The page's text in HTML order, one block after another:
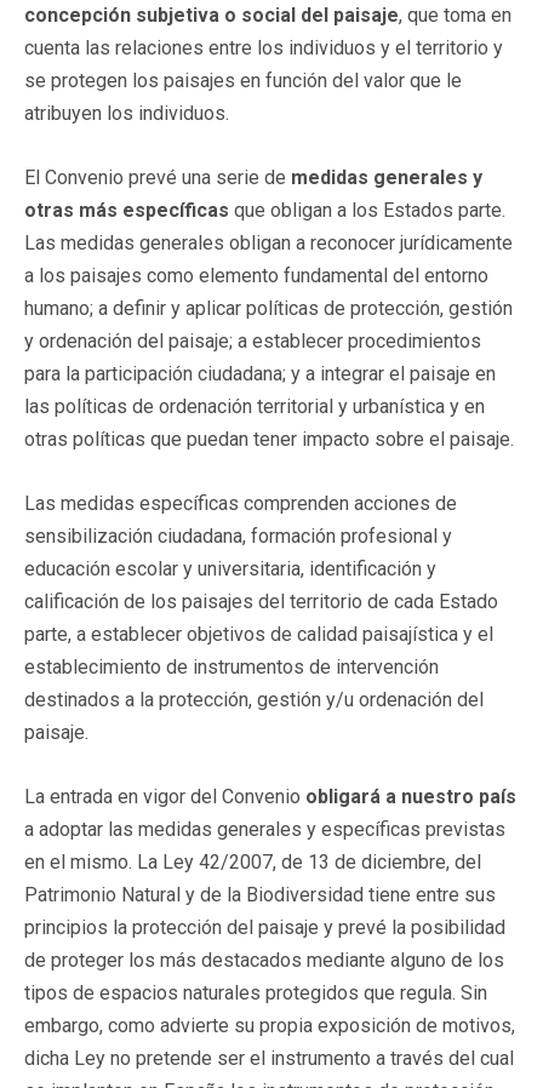
concepción subjetiva o social del paisaje, que toma en
cuenta las relaciones entre los individuos y el territorio y
se protegen los paisajes en función del valor que le
atribuyen los individuos.
El Convenio prevé una serie de medidas generales y
otras más específicas que obligan a los Estados parte.
Las medidas generales obligan a reconocer jurídicamente
a los paisajes como elemento fundamental del entorno
humano; a definir y aplicar políticas de protección, gestión
y ordenación del paisaje; a establecer procedimientos
para la participación ciudadana; y a integrar el paisaje en
las políticas de ordenación territorial y urbanística y en
otras políticas que puedan tener impacto sobre el paisaje.
Las medidas específicas comprenden acciones de
sensibilización ciudadana, formación profesional y
educación escolar y universitaria, identificación y
calificación de los paisajes del territorio de cada Estado
parte, a establecer objetivos de calidad paisajística y el
establecimiento de instrumentos de intervención
destinados a la protección, gestión y/u ordenación del
paisaje.
La entrada en vigor del Convenio obligará a nuestro país
a adoptar las medidas generales y específicas previstas
en el mismo. La Ley 42/2007, de 13 de diciembre, del
Patrimonio Natural y de la Biodiversidad tiene entre sus
principios la protección del paisaje y prevé la posibilidad
de proteger los más destacados mediante alguno de los
tipos de espacios naturales protegidos que regula. Sin
embargo, como advierte su propia exposición de motivos,
dicha Ley no pretende ser el instrumento a través del cual